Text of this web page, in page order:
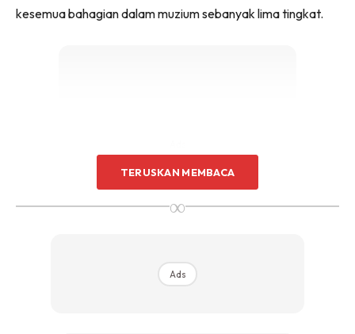
kesemua bahagian dalam muzium sebanyak lima tingkat.
TERUSKAN MEMBACA
∞
Ads